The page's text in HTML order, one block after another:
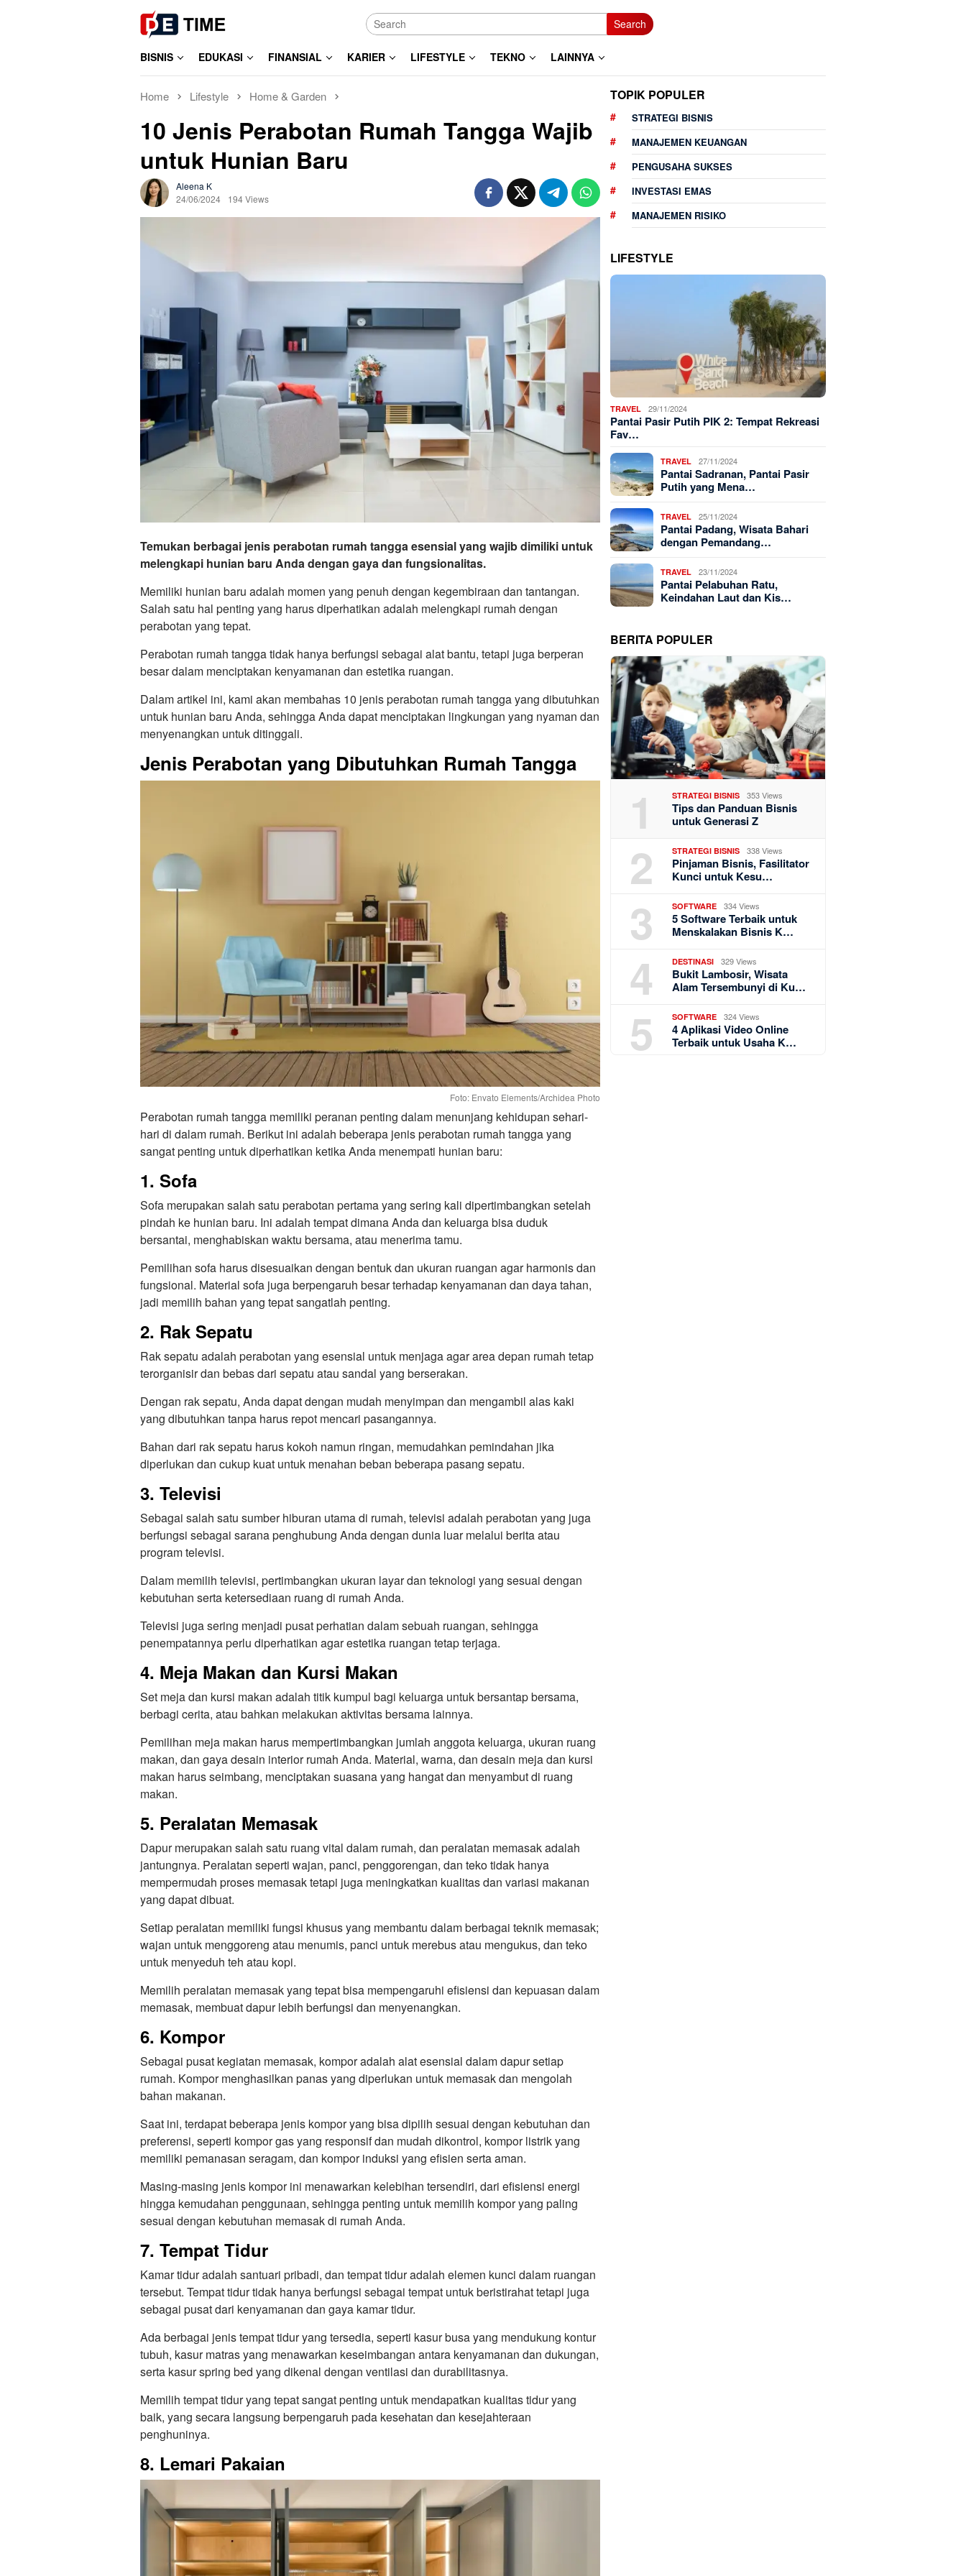
Search
BISNIS EDUKASI FINANSIAL KARIER LIFESTYLE TEKNO LAINNYA
Home Lifestyle Home & Garden
10 Jenis Perabotan Rumah Tangga Wajib
untuk Hunian Baru
Aleena K
24/06/2024
194 Views
Temukan berbagai jenis perabotan rumah tangga esensial yang wajib dimiliki untuk
melengkapi hunian baru Anda dengan gaya dan fungsionalitas.
Memiliki hunian baru adalah momen yang penuh dengan kegembiraan dan tantangan.
Salah satu hal penting yang harus diperhatikan adalah melengkapi rumah dengan
perabotan yang tepat.
Perabotan rumah tangga tidak hanya berfungsi sebagai alat bantu, tetapi juga berperan
besar dalam menciptakan kenyamanan dan estetika ruangan.
Dalam artikel ini, kami akan membahas 10 jenis perabotan rumah tangga yang dibutuhkan
untuk hunian baru Anda, sehingga Anda dapat menciptakan lingkungan yang nyaman dan
menyenangkan untuk ditinggali.
Jenis Perabotan yang Dibutuhkan Rumah Tangga
Foto: Envato Elements/Archidea Photo
Perabotan rumah tangga memiliki peranan penting dalam menunjang kehidupan sehari-
hari di dalam rumah. Berikut ini adalah beberapa jenis perabotan rumah tangga yang
sangat penting untuk diperhatikan ketika Anda menempati hunian baru:
1. Sofa
Sofa merupakan salah satu perabotan pertama yang sering kali dipertimbangkan setelah
pindah ke hunian baru. Ini adalah tempat dimana Anda dan keluarga bisa duduk
bersantai, menghabiskan waktu bersama, atau menerima tamu.
Pemilihan sofa harus disesuaikan dengan bentuk dan ukuran ruangan agar harmonis dan
fungsional. Material sofa juga berpengaruh besar terhadap kenyamanan dan daya tahan,
jadi memilih bahan yang tepat sangatlah penting.
2. Rak Sepatu
Rak sepatu adalah perabotan yang esensial untuk menjaga agar area depan rumah tetap
terorganisir dan bebas dari sepatu atau sandal yang berserakan.
Dengan rak sepatu, Anda dapat dengan mudah menyimpan dan mengambil alas kaki
yang dibutuhkan tanpa harus repot mencari pasangannya.
Bahan dari rak sepatu harus kokoh namun ringan, memudahkan pemindahan jika
diperlukan dan cukup kuat untuk menahan beban beberapa pasang sepatu.
3. Televisi
Sebagai salah satu sumber hiburan utama di rumah, televisi adalah perabotan yang juga
berfungsi sebagai sarana penghubung Anda dengan dunia luar melalui berita atau
program televisi.
Dalam memilih televisi, pertimbangkan ukuran layar dan teknologi yang sesuai dengan
kebutuhan serta ketersediaan ruang di rumah Anda.
Televisi juga sering menjadi pusat perhatian dalam sebuah ruangan, sehingga
penempatannya perlu diperhatikan agar estetika ruangan tetap terjaga.
4. Meja Makan dan Kursi Makan
Set meja dan kursi makan adalah titik kumpul bagi keluarga untuk bersantap bersama,
berbagi cerita, atau bahkan melakukan aktivitas bersama lainnya.
Pemilihan meja makan harus mempertimbangkan jumlah anggota keluarga, ukuran ruang
makan, dan gaya desain interior rumah Anda. Material, warna, dan desain meja dan kursi
makan harus seimbang, menciptakan suasana yang hangat dan menyambut di ruang
makan.
5. Peralatan Memasak
Dapur merupakan salah satu ruang vital dalam rumah, dan peralatan memasak adalah
jantungnya. Peralatan seperti wajan, panci, penggorengan, dan teko tidak hanya
mempermudah proses memasak tetapi juga meningkatkan kualitas dan variasi makanan
yang dapat dibuat.
Setiap peralatan memiliki fungsi khusus yang membantu dalam berbagai teknik memasak;
wajan untuk menggoreng atau menumis, panci untuk merebus atau mengukus, dan teko
untuk menyeduh teh atau kopi.
Memilih peralatan memasak yang tepat bisa mempengaruhi efisiensi dan kepuasan dalam
memasak, membuat dapur lebih berfungsi dan menyenangkan.
6. Kompor
Sebagai pusat kegiatan memasak, kompor adalah alat esensial dalam dapur setiap
rumah. Kompor menghasilkan panas yang diperlukan untuk memasak dan mengolah
bahan makanan.
Saat ini, terdapat beberapa jenis kompor yang bisa dipilih sesuai dengan kebutuhan dan
preferensi, seperti kompor gas yang responsif dan mudah dikontrol, kompor listrik yang
memiliki pemanasan seragam, dan kompor induksi yang efisien serta aman.
Masing-masing jenis kompor ini menawarkan kelebihan tersendiri, dari efisiensi energi
hingga kemudahan penggunaan, sehingga penting untuk memilih kompor yang paling
sesuai dengan kebutuhan memasak di rumah Anda.
7. Tempat Tidur
Kamar tidur adalah santuari pribadi, dan tempat tidur adalah elemen kunci dalam ruangan
tersebut. Tempat tidur tidak hanya berfungsi sebagai tempat untuk beristirahat tetapi juga
sebagai pusat dari kenyamanan dan gaya kamar tidur.
Ada berbagai jenis tempat tidur yang tersedia, seperti kasur busa yang mendukung kontur
tubuh, kasur matras yang menawarkan keseimbangan antara kenyamanan dan dukungan,
serta kasur spring bed yang dikenal dengan ventilasi dan durabilitasnya.
Memilih tempat tidur yang tepat sangat penting untuk mendapatkan kualitas tidur yang
baik, yang secara langsung berpengaruh pada kesehatan dan kesejahteraan
penghuninya.
8. Lemari Pakaian
TOPIK POPULER
STRATEGI BISNIS
MANAJEMEN KEUANGAN
PENGUSAHA SUKSES
INVESTASI EMAS
MANAJEMEN RISIKO
LIFESTYLE
TRAVEL 29/11/2024
Pantai Pasir Putih PIK 2: Tempat Rekreasi
Fav…
TRAVEL 27/11/2024
Pantai Sadranan, Pantai Pasir
Putih yang Mena…
TRAVEL 25/11/2024
Pantai Padang, Wisata Bahari
dengan Pemandang…
TRAVEL 23/11/2024
Pantai Pelabuhan Ratu,
Keindahan Laut dan Kis…
BERITA POPULER
1 STRATEGI BISNIS 353 Views
Tips dan Panduan Bisnis
untuk Generasi Z
2 STRATEGI BISNIS 338 Views
Pinjaman Bisnis, Fasilitator
Kunci untuk Kesu…
3 SOFTWARE 334 Views
5 Software Terbaik untuk
Menskalakan Bisnis K…
4 DESTINASI 329 Views
Bukit Lambosir, Wisata
Alam Tersembunyi di Ku…
5 SOFTWARE 324 Views
4 Aplikasi Video Online
Terbaik untuk Usaha K…